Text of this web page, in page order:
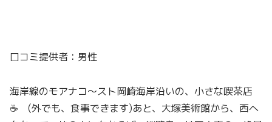
口コミ提供者：男性
海岸線のモアナコ～スト岡崎海岸沿いの、小さな喫茶店
☕️ (外でも、食事できます)あと、大塚美術館から、西へ